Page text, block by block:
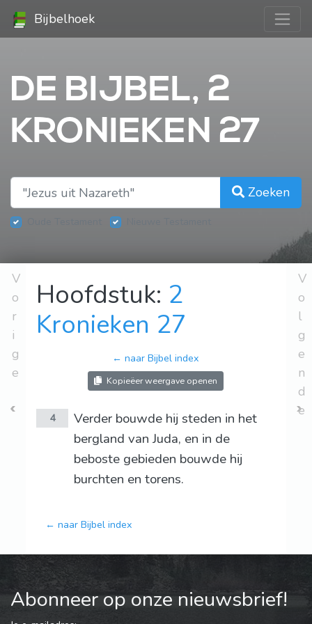
Bijbelhoek
DE BIJBEL, 2
KRONIEKEN 27
Zoeken
V
o
r
i
g
e
Hoofdstuk: 2
Kronieken 27
← naar Bijbel index
Kopieëer weergave openen
4
Verder bouwde hij steden in het
bergland van Juda, en in de
beboste gebieden bouwde hij
burchten en torens.
← naar Bijbel index
V
o
l
g
e
n
d
e
Abonneer op onze nieuwsbrief!